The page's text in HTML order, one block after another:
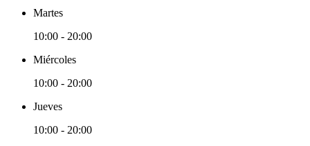
Martes
10:00 - 20:00
Miércoles
10:00 - 20:00
Jueves
10:00 - 20:00